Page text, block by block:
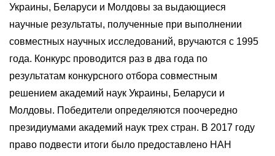
Украины, Беларуси и Молдовы за выдающиеся
научные результаты, полученные при выполнении
совместных научных исследований, вручаются с 1995
года. Конкурс проводится раз в два года по
результатам конкурсного отбора совместным
решением академий наук Украины, Беларуси и
Молдовы. Победители определяются поочередно
президиумами академий наук трех стран. В 2017 году
право подвести итоги было предоставлено НАН